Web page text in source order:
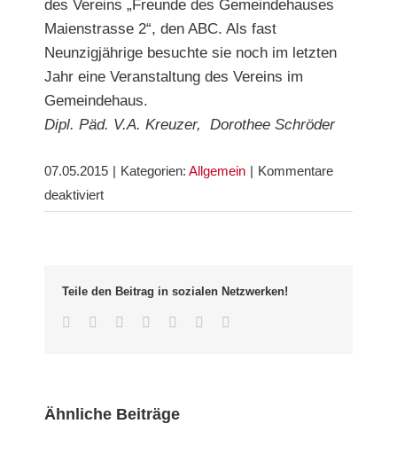
des Vereins „Freunde des Gemeindehauses
Maienstrasse 2“, den ABC. Als fast
Neunzigjährige besuchte sie noch im letzten
Jahr eine Veranstaltung des Vereins im
Gemeindehaus.
Dipl. Päd. V.A. Kreuzer, Dorothee Schröder
07.05.2015 | Kategorien: Allgemein | Kommentare
deaktiviertfür
Wiehre
Teile den Beitrag in sozialen Netzwerken!
Facebook
TwitterLinkedInWhatsappGoogle+Pinterest
Ähnliche Beiträge